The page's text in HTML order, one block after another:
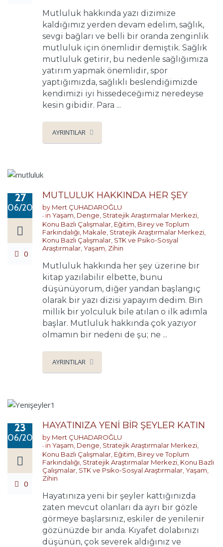
Mutluluk hakkında yazı dizimize
kaldığımız yerden devam edelim, sağlık,
sevgi bağları ve belli bir oranda zenginlik
mutluluk için önemlidir demiştik. Sağlık
mutluluk getirir, bu nedenle sağlığımıza
yatırım yapmak önemlidir, spor
yaptığımızda, sağlıklı beslendiğimizde
kendimizi iyi hissedeceğimiz neredeyse
kesin gibidir. Para ...
AYRINTILAR
27
06/2017
0
MUTLULUK HAKKINDA HER ŞEY
by Mert ÇUHADAROĞLU
in Yaşam, Denge, Stratejik Araştırmalar Merkezi,
Konu Bazlı Çalışmalar, Eğitim, Birey ve Toplum
Farkındalığı, Makale, Stratejik Araştırmalar Merkezi,
Konu Bazlı Çalışmalar, STK ve Psiko-Sosyal
Araştırmalar,Yaşam, Zihin
Mutluluk hakkında her şey üzerine bir
kitap yazılabilir elbette, bunu
düşünüyorum, diğer yandan başlangıç
olarak bir yazı dizisi yapayım dedim. Bin
millik bir yolculuk bile atılan o ilk adımla
başlar. Mutluluk hakkında çok yazıyor
olmamın bir nedeni de şu; ne ...
AYRINTILAR
23
06/2017
0
HAYATINIZA YENİ BİR ŞEYLER KATIN
by Mert ÇUHADAROĞLU
in Yaşam Denge Stratejik Araştırmalar Merkezi
Konu Bazlı Çalışmalar Eğitim, Birey ve Toplum
Farkındalığı Stratejik Araştırmalar Merkezi Konu Bazlı
Çalışmalar STK ve Psiko-Sosyal Araştırmalar Yaşam
Zihin
Hayatınıza yeni bir şeyler kattığınızda
zaten mevcut olanları da ayrı bir gözle
görmeye başlarsınız, eskiler de yenilenir
gözünüzde bir anda. Kıyafet dolabınızı
düşünün, çok severek aldığınız ve